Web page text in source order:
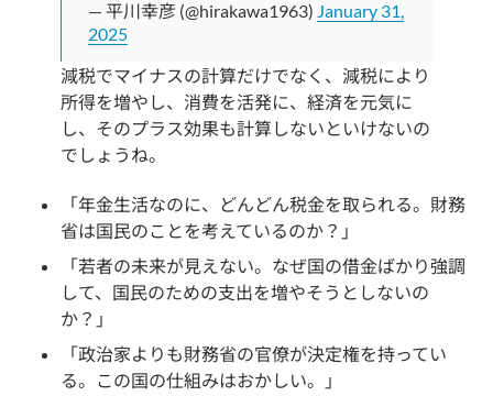
— 平川幸彦 (@hirakawa1963) January 31,
2025
減税でマイナスの計算だけでなく、減税により
所得を増やし、消費を活発に、経済を元気に
し、そのプラス効果も計算しないといけないの
でしょうね。
「年金生活なのに、どんどん税金を取られる。財務
省は国民のことを考えているのか？」
「若者の未来が見えない。なぜ国の借金ばかり強調
して、国民のための支出を増やそうとしないの
か？」
「政治家よりも財務省の官僚が決定権を持ってい
る。この国の仕組みはおかしい。」